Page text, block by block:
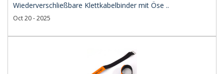
Wiederverschließbare Klettkabelbinder mit Öse ..
Oct 20 - 2025